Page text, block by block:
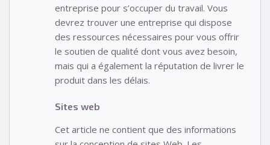
entreprise pour s’occuper du travail. Vous
devrez trouver une entreprise qui dispose
des ressources nécessaires pour vous offrir
le soutien de qualité dont vous avez besoin,
mais qui a également la réputation de livrer le
produit dans les délais.
Sites web
Cet article ne contient que des informations